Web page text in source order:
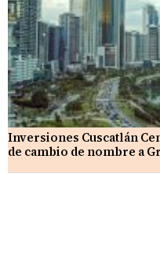
Inversiones Cuscatlán
de cambio de nombre a